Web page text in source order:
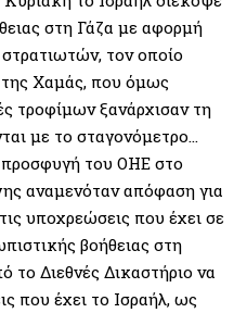
στη Γάζα με αφορμή
τον οποίο
Χαμάς, που όμως
τροφίμων ξανάρχισαν τη
με το σταγονόμετρο…
του ΟΗΕ στο
αναμενόταν απόφαση για
υποχρεώσεις που έχει σε
βοήθειας στη
το Διεθνές Δικαστήριο να
που έχει το Ισραήλ, ως